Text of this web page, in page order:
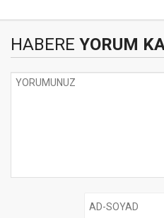
HABERE YORUM